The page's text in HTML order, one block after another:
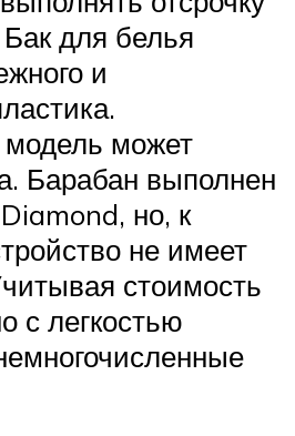
Бак для белья
и
может
Барабан выполнен
но, к
не имеет
стоимость
с легкостью